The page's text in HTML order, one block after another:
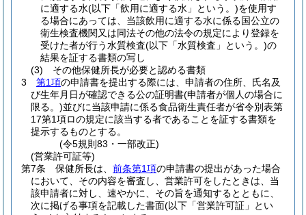
に適する水(以下「飲用に適する水」という。)を使用す
る場合にあっては、当該飲用に適する水に係る国公立の
衛生検査機関又は同法その他の法令の規定により登録を
受けた者が行う水質検査(以下「水質検査」という。)の
結果を証する書類の写し
(3)
その他保健所長が必要と認める書類
3
第1項の申請書を提出する際には、申請者の住所、氏名及
び生年月日が確認できる公の証明書(申請者が個人の場合に
限る。)並びに当該申請に係る食品衛生責任者が省令別表第
17第1項ロの規定に該当する者であることを証する書類を
提示するものとする。
(令5規則83・一部改正)
(営業許可証等)
第7条
保健所長は、 前条第1項の申請書の提出があった場合
において、その内容を審査し、営業許可をしたときは、当
該申請者に対し、速やかに、その旨を通知するとともに、
次に掲げる事項を記載した書面(以下「営業許可証」とい